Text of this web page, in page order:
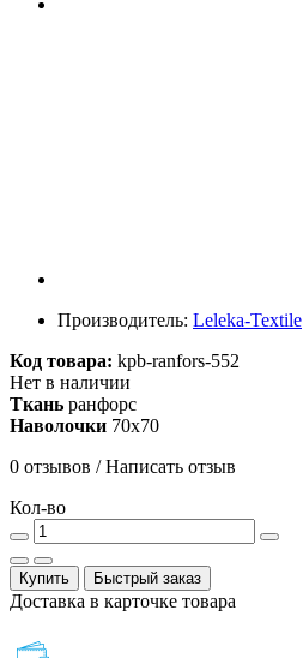
Производитель: Leleka-Textile
Код товара: kpb-ranfors-552
Нет в наличии
Ткань ранфорс
Наволочки 70х70
0 отзывов /Написать отзыв
Кол-во
Купить Быстрый заказ
Доставка в карточке товара